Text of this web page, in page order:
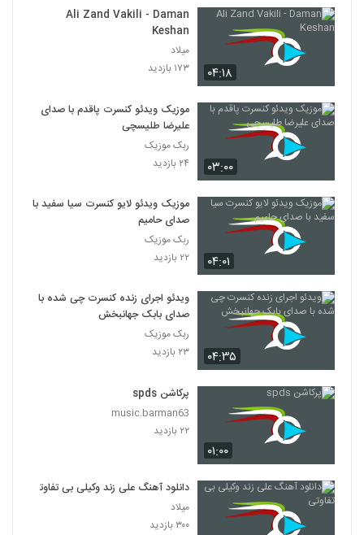
۰۴:۱۸
Ali Zand Vakili - Daman
Keshan
میلاد
۱۷۳ بازدید
۰۳:۰۰
موزیک ویدئو کنسرت پاقدم با صدای
علیرضا طلیسچی
ربک موزیک
۲۴ بازدید
۰۴:۰۱
موزیک ویدئو لایو کنسرت سیا سفید با
صدای حامیم
ربک موزیک
۲۲ بازدید
۰۴:۳۵
ویدئو اجرای زنده کنسرت چی شده با
صدای بابک جهانبخش
ربک موزیک
۲۳ بازدید
۰۱:۰۰
پرکاشن spds
music.barman63
۲۲ بازدید
دانلود آهنگ علی زند وکیلی بی تفاوتی
میلاد
۳۰۰ بازدید